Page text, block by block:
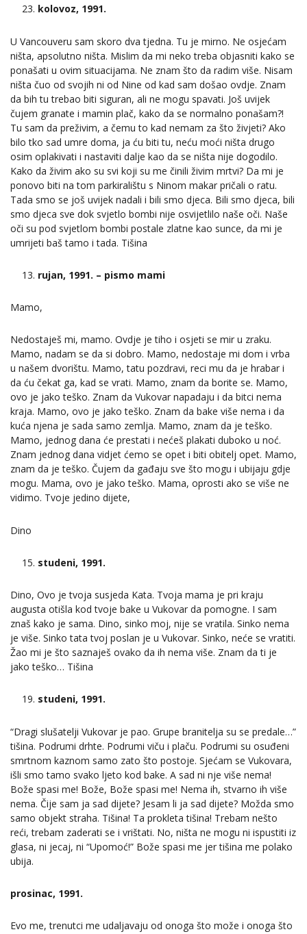
kolovoz, 1991.
U Vancouveru sam skoro dva tjedna. Tu je mirno. Ne osjećam
ništa, apsolutno ništa. Mislim da mi neko treba objasniti kako se
ponašati u ovim situacijama. Ne znam što da radim više. Nisam
ništa čuo od svojih ni od Nine od kad sam došao ovdje. Znam
da bih tu trebao biti siguran, ali ne mogu spavati. Još uvijek
čujem granate i mamin plač, kako da se normalno ponašam?!
Tu sam da preživim, a čemu to kad nemam za što živjeti? Ako
bilo tko sad umre doma, ja ću biti tu, neću moći ništa drugo
osim oplakivati i nastaviti dalje kao da se ništa nije dogodilo.
Kako da živim ako su svi koji su me činili živim mrtvi? Da mi je
ponovo biti na tom parkiralištu s Ninom makar pričali o ratu.
Tada smo se još uvijek nadali i bili smo djeca. Bili smo djeca, bili
smo djeca sve dok svjetlo bombi nije osvijetlilo naše oči. Naše
oči su pod svjetlom bombi postale zlatne kao sunce, da mi je
umrijeti baš tamo i tada. Tišina
rujan, 1991. – pismo mami
Mamo,
Nedostaješ mi, mamo. Ovdje je tiho i osjeti se mir u zraku.
Mamo, nadam se da si dobro. Mamo, nedostaje mi dom i vrba
u našem dvorištu. Mamo, tatu pozdravi, reci mu da je hrabar i
da ću čekat ga, kad se vrati. Mamo, znam da borite se. Mamo,
ovo je jako teško. Znam da Vukovar napadaju i da bitci nema
kraja. Mamo, ovo je jako teško. Znam da bake više nema i da
kuća njena je sada samo zemlja. Mamo, znam da je teško.
Mamo, jednog dana će prestati i nećeš plakati duboko u noć.
Znam jednog dana vidjet ćemo se opet i biti obitelj opet. Mamo,
znam da je teško. Čujem da gađaju sve što mogu i ubijaju gdje
mogu. Mama, ovo je jako teško. Mama, oprosti ako se više ne
vidimo. Tvoje jedino dijete,
Dino
studeni, 1991.
Dino, Ovo je tvoja susjeda Kata. Tvoja mama je pri kraju
augusta otišla kod tvoje bake u Vukovar da pomogne. I sam
znaš kako je sama. Dino, sinko moj, nije se vratila. Sinko nema
je više. Sinko tata tvoj poslan je u Vukovar. Sinko, neće se vratiti.
Žao mi je što saznaješ ovako da ih nema više. Znam da ti je
jako teško… Tišina
studeni, 1991.
“Dragi slušatelji Vukovar je pao. Grupe branitelja su se predale…”
tišina. Podrumi drhte. Podrumi viču i plaču. Podrumi su osuđeni
smrtnom kaznom samo zato što postoje. Sjećam se Vukovara,
išli smo tamo svako ljeto kod bake. A sad ni nje više nema!
Bože spasi me! Bože, Bože spasi me! Nema ih, stvarno ih više
nema. Čije sam ja sad dijete? Jesam li ja sad dijete? Možda smo
samo objekt straha. Tišina! Ta prokleta tišina! Trebam nešto
reći, trebam zaderati se i vrištati. No, ništa ne mogu ni ispustiti iz
glasa, ni jecaj, ni “Upomoć!” Bože spasi me jer tišina me polako
ubija.
prosinac, 1991.
Evo me, trenutci me udaljavaju od onoga što može i onoga što